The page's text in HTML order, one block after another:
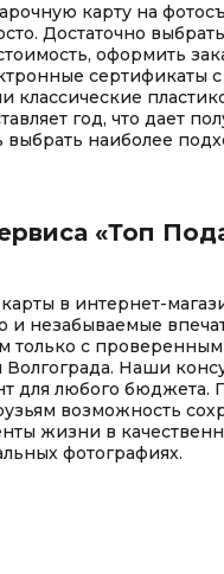
карту на
Достаточно
оформить
сертификаты
классические
год, что дает
выбрать наиболее
«Топ
в интернет-
и незабываемые
только с
Наши
для любого бюджета.
возможность
жизни в
фотографиях.